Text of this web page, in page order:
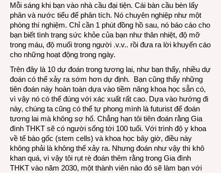
Mỗi sáng khi bạn vào nhà cầu đại tiện. Cái bàn cầu bèn lấy
phân và nước tiểu để phân tích. Nó chuyên nghiệp như một
phòng thí nghiệm. Chỉ cần 1 phút đồng hồ sau, nó báo cáo cho
bạn biết tình trạng sức khỏe của bạn như thân nhiệt, độ mỡ
trong máu, độ muối trong người .v.v.. rồi đưa ra lời khuyến cáo
cho những hoạt động trong ngày.
Trên đây là 10 dự đoán trong tương lai, như bạn thấy, nhiều dự
đoán có thể xảy ra sớm hơn dự định. Bạn cũng thấy những
tiên đoán này hoàn toàn dựa vào tiềm năng khoa học sẵn có,
vì vậy nó có thể đúng với xác xuất rất cao. Dựa vào hướng đi
này, chúng ta cũng có thể tự phong mình là futurist để đoán
tương lai mà không sợ hố. Chẳng hạn tôi tiên đoán rằng Gia
đình THKT sẽ có người sống tới 100 tuổi. Với trình độ y khoa
về tế bào gốc (stem cells) và khoa học bây giờ, điều này
không phải là không thể xảy ra. Nhưng đoán như vậy thì khô
khan quá, vì vậy tôi rụt rè đoán thêm rằng trong Gia đình
THKT vào năm 2030, một thành viên nào đó sẽ làm bạn với